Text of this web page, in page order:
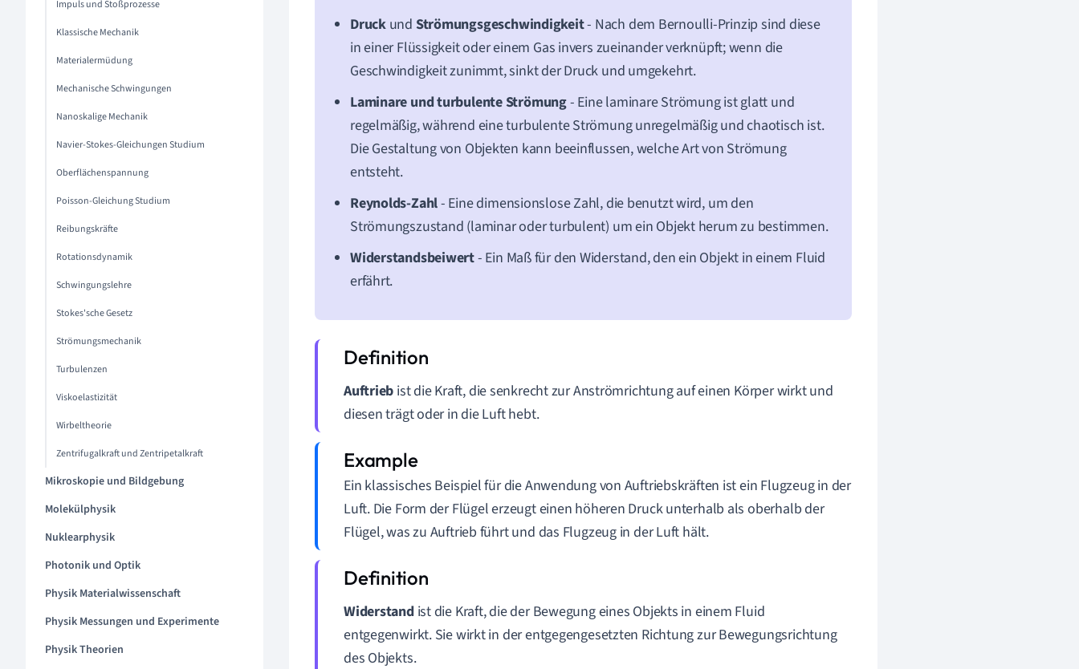
Impuls und Stoßprozesse
Klassische Mechanik
Materialermüdung
Mechanische Schwingungen
Nanoskalige Mechanik
Navier-Stokes-Gleichungen Studium
Oberflächenspannung
Poisson-Gleichung Studium
Reibungskräfte
Rotationsdynamik
Schwingungslehre
Stokes'sche Gesetz
Strömungsmechanik
Turbulenzen
Viskoelastizität
Wirbeltheorie
Zentrifugalkraft und Zentripetalkraft
Mikroskopie und Bildgebung
Molekülphysik
Nuklearphysik
Photonik und Optik
Physik Materialwissenschaft
Physik Messungen und Experimente
Physik Theorien
Druckund Strömungsgeschwindigkeit- Nach dem Bernoulli-Prinzip sind diese
in einer Flüssigkeit oder einem Gas invers zueinander verknüpft; wenn die
Geschwindigkeit zunimmt, sinkt der Druck und umgekehrt.
Laminare und turbulente Strömung- Eine laminare Strömung ist glatt und
regelmäßig, während eine turbulente Strömung unregelmäßig und chaotisch ist.
Die Gestaltung von Objekten kann beeinflussen, welche Art von Strömung
entsteht.
Reynolds-Zahl- Eine dimensionslose Zahl, die benutzt wird, um den
Strömungszustand (laminar oder turbulent) um ein Objekt herum zu bestimmen.
Widerstandsbeiwert- Ein Maß für den Widerstand, den ein Objekt in einem Fluid
erfährt.
Auftrieb ist die Kraft, die senkrecht zur Anströmrichtung auf einen Körper wirkt und
diesen trägt oder in die Luft hebt.
Ein klassisches Beispiel für die Anwendung von Auftriebskräften ist ein Flugzeug in der
Luft. Die Form der Flügel erzeugt einen höheren Druck unterhalb als oberhalb der
Flügel, was zu Auftrieb führt und das Flugzeug in der Luft hält.
Widerstandist die Kraft, die der Bewegung eines Objekts in einem Fluid
entgegenwirkt. Sie wirkt in der entgegengesetzten Richtung zur Bewegungsrichtung
des Objekts.